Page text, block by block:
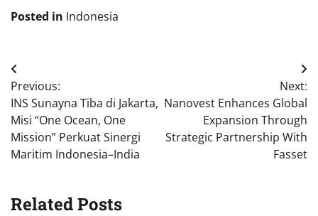
Posted in Indonesia
Post
navigation
Previous:
INS Sunayna Tiba di Jakarta,
Misi “One Ocean, One
Mission” Perkuat Sinergi
Maritim Indonesia–India
Next:
Nanovest Enhances Global
Expansion Through
Strategic Partnership With
Fasset
Related Posts